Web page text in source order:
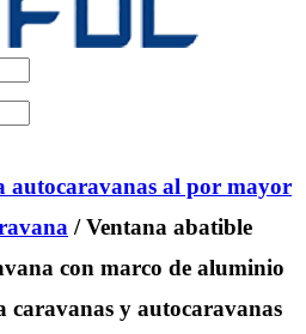
autocaravanas al por mayor
/ Ventana abatible
con marco de aluminio
caravanas y autocaravanas